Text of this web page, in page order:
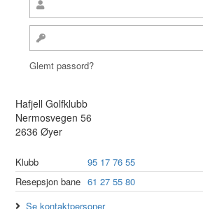
Glemt passord?
Hafjell Golfklubb
Nermosvegen 56
2636 Øyer
Klubb
95 17 76 55
Resepsjon bane 61 27 55 80
Se kontaktpersoner